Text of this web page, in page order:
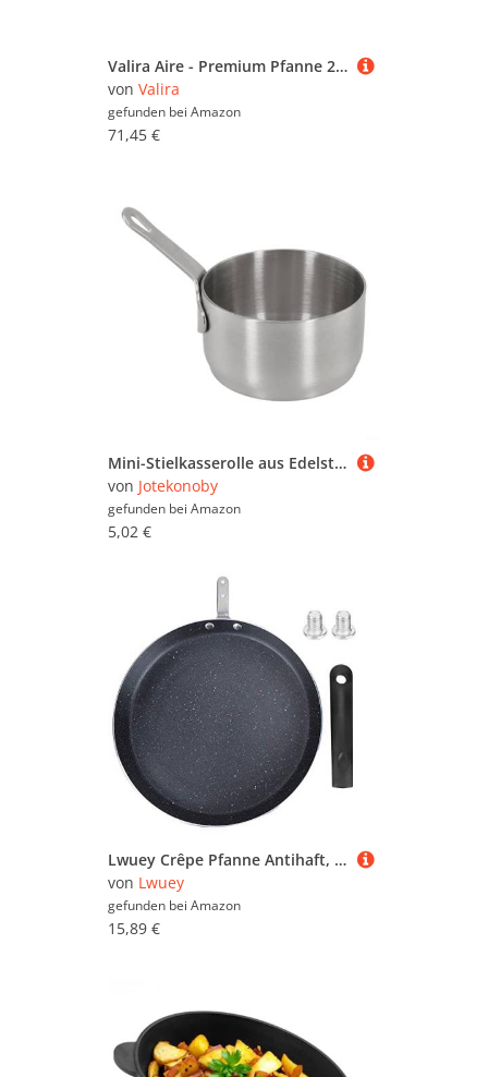
Valira Aire - Premium Pfanne 28x28 cm Aluminiumguss Hergestellt in Spain, geeignet für die Induktion
von Valira
gefunden bei Amazon
71,45 €
Mini-Stielkasserolle aus Edelstahl, 100 ml, Milchtopf, kleine Pfanne mit langem Griff zum Kochen von Kaffee, Butter, Soße, Babynahrung, Erhitzen für Gas, elektrische Induktion (Silber (80 ml)
von Jotekonoby
gefunden bei Amazon
5,02 €
Lwuey Crêpe Pfanne Antihaft, 26cm Aluminium Pfannkuchenpfanne für Induktion Flachboden Omlett Pancake Pfanne Crêpes Eier Steak Spülmaschinenfest Temperaturanzeige Abnehmbar Griff
von Lwuey
gefunden bei Amazon
15,89 €